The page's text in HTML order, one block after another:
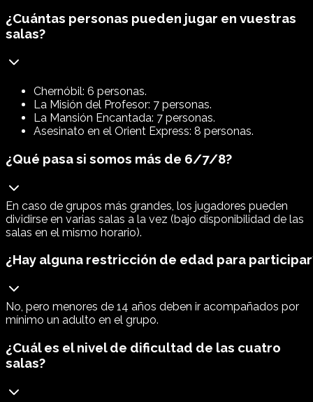
¿Cuántas personas pueden jugar en vuestras
salas?
Chernóbil: 6 personas.
La Misión del Profesor: 7 personas.
La Mansión Encantada: 7 personas.
Asesinato en el Orient Express: 8 personas.
¿Qué pasa si somos más de 6/7/8?
En caso de grupos más grandes, los jugadores pueden
dividirse en varias salas a la vez (bajo disponibilidad de las
salas en el mismo horario).
¿Hay alguna restricción de edad para
No, pero menores de 14 años deben ir acompañados por
mínimo un adulto en el grupo.
¿Cuál es el nivel de dificultad de las cuatro
salas?